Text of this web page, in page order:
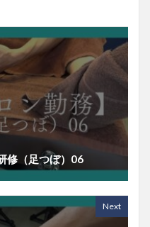
修（足つぼ）06
Next